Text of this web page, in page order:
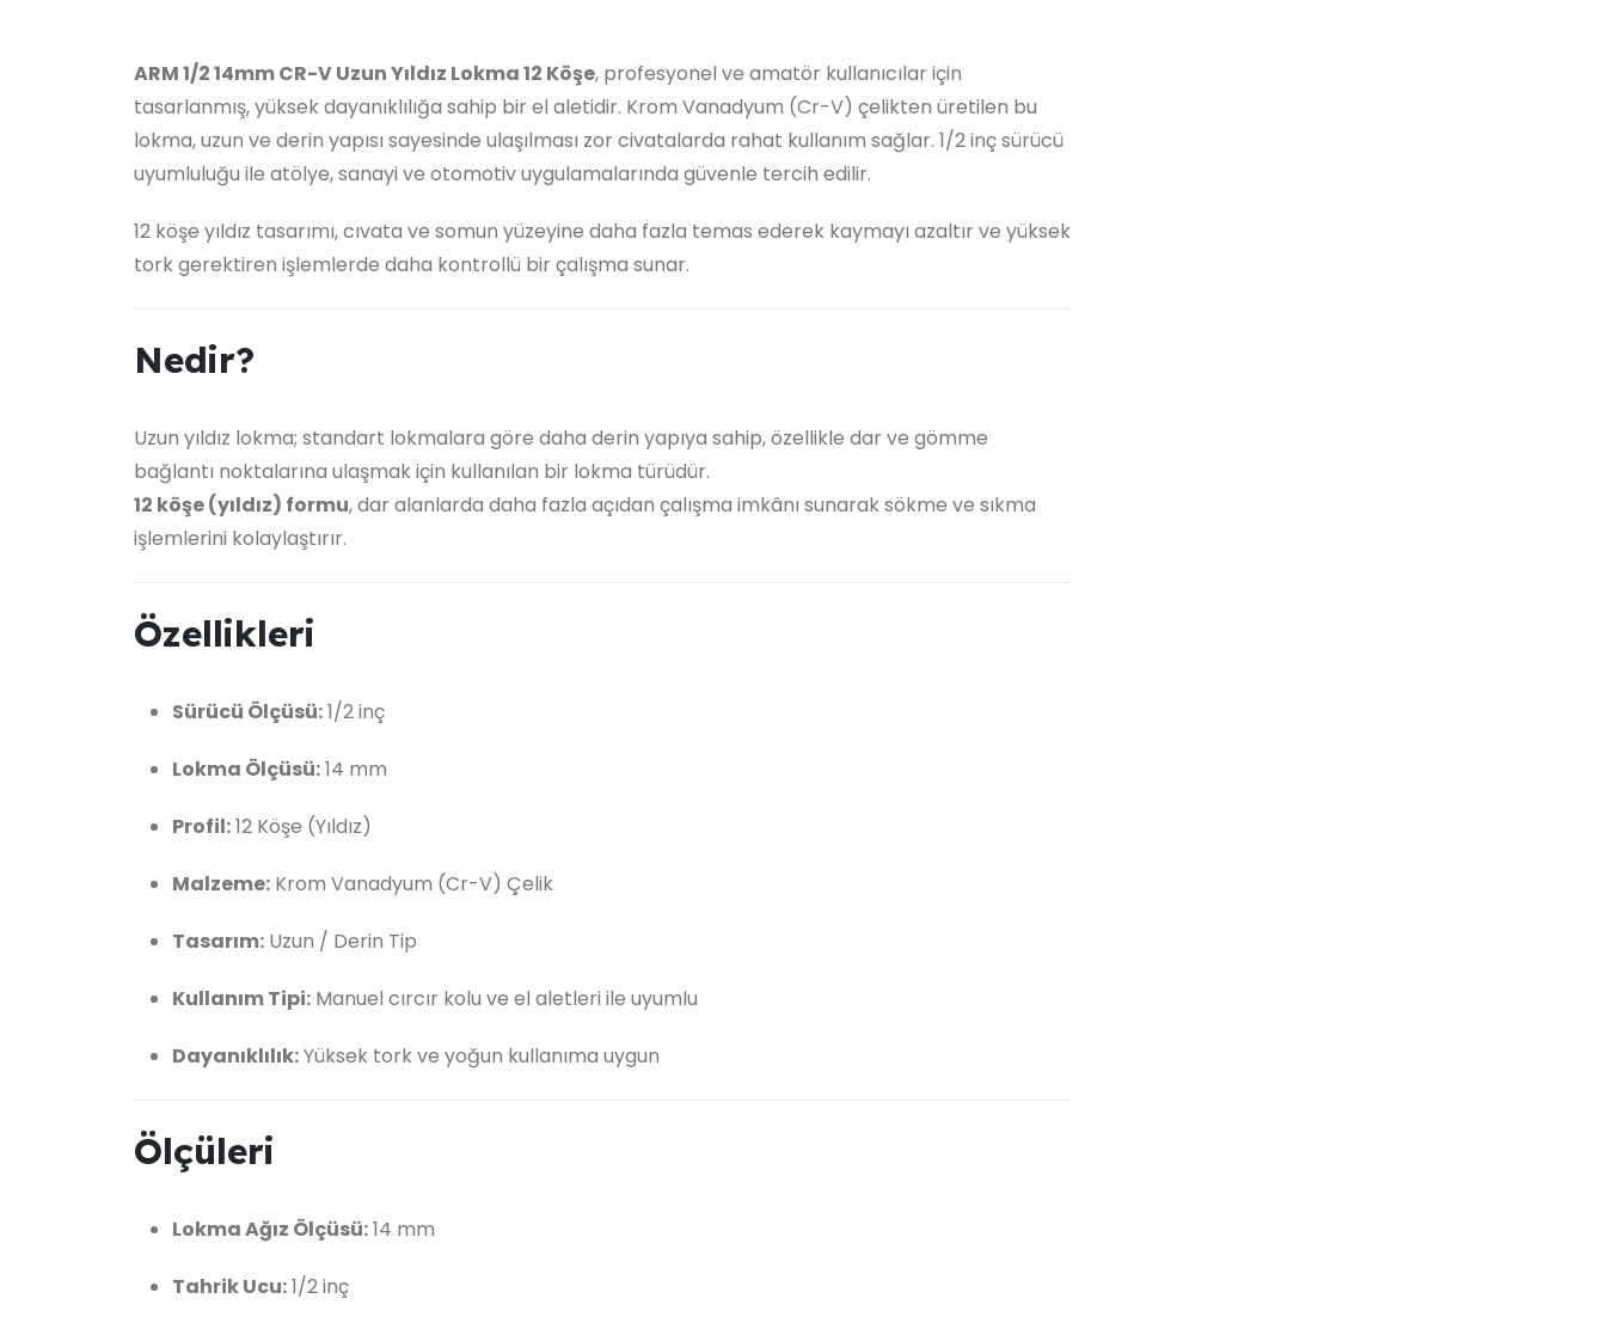
ARM 1/2 14mm CR-V Uzun Yıldız Lokma 12 Köşe, profesyonel ve amatör kullanıcılar için
tasarlanmış, yüksek dayanıklılığa sahip bir el aletidir. Krom Vanadyum (Cr-V) çelikten üretilen bu
lokma, uzun ve derin yapısı sayesinde ulaşılması zor civatalarda rahat kullanım sağlar. 1/2 inç sürücü
uyumluluğu ile atölye, sanayi ve otomotiv uygulamalarında güvenle tercih edilir.
12 köşe yıldız tasarımı, cıvata ve somun yüzeyine daha fazla temas ederek kaymayı azaltır ve yüksek
tork gerektiren işlemlerde daha kontrollü bir çalışma sunar.
Nedir?
Uzun yıldız lokma; standart lokmalara göre daha derin yapıya sahip, özellikle dar ve gömme
bağlantı noktalarına ulaşmak için kullanılan bir lokma türüdür.
12 köşe (yıldız) formu, dar alanlarda daha fazla açıdan çalışma imkânı sunarak sökme ve sıkma
işlemlerini kolaylaştırır.
Özellikleri
Sürücü Ölçüsü:1/2 inç
Lokma Ölçüsü:14 mm
Profil:12 Köşe (Yıldız)
Malzeme: Krom Vanadyum (Cr-V) Çelik
Tasarım: Uzun / Derin Tip
Kullanım Tipi: Manuel cırcır kolu ve el aletleri ile uyumlu
Dayanıklılık:Yüksek tork ve yoğun kullanıma uygun
Ölçüleri
Lokma Ağız Ölçüsü:14 mm
Tahrik Ucu:1/2 inç